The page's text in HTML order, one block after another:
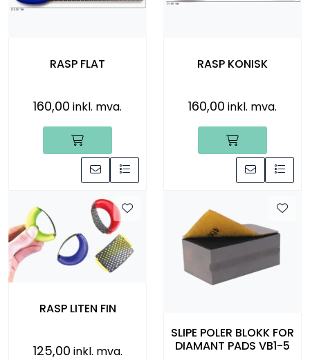
RASP FLAT
160,00 inkl. mva.
RASP KONISK
160,00 inkl. mva.
RASP LITEN FIN
125,00 inkl. mva.
SLIPE POLER BLOKK FOR
DIAMANT PADS VB1-5